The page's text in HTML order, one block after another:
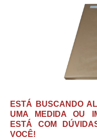
ESTÁ BUSCANDO
UMA MEDIDA OU
ESTÁ COM
VOCÊ!